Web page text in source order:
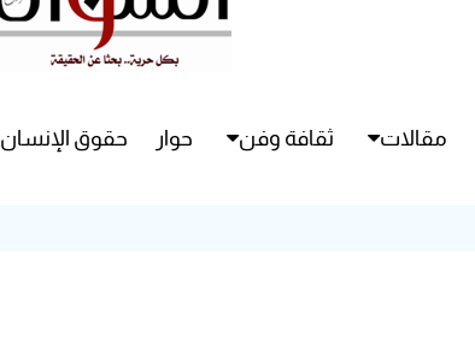
مقالات ثقافة وفن حوار حقوق الإنسان